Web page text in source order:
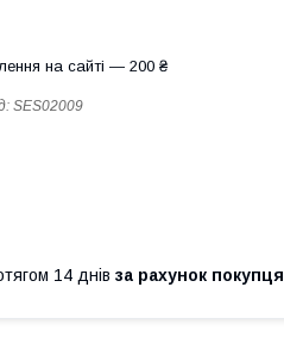
на сайті — 200 ₴
SES02009
14 днів за рахунок покупця